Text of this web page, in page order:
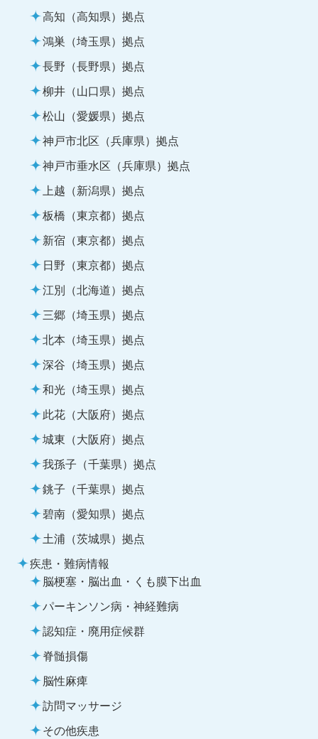
高知（高知県）拠点
鴻巣（埼玉県）拠点
長野（長野県）拠点
柳井（山口県）拠点
松山（愛媛県）拠点
神戸市北区（兵庫県）拠点
神戸市垂水区（兵庫県）拠点
上越（新潟県）拠点
板橋（東京都）拠点
新宿（東京都）拠点
日野（東京都）拠点
江別（北海道）拠点
三郷（埼玉県）拠点
北本（埼玉県）拠点
深谷（埼玉県）拠点
和光（埼玉県）拠点
此花（大阪府）拠点
城東（大阪府）拠点
我孫子（千葉県）拠点
銚子（千葉県）拠点
碧南（愛知県）拠点
土浦（茨城県）拠点
疾患・難病情報
脳梗塞・脳出血・くも膜下出血
パーキンソン病・神経難病
認知症・廃用症候群
脊髄損傷
脳性麻痺
訪問マッサージ
その他疾患